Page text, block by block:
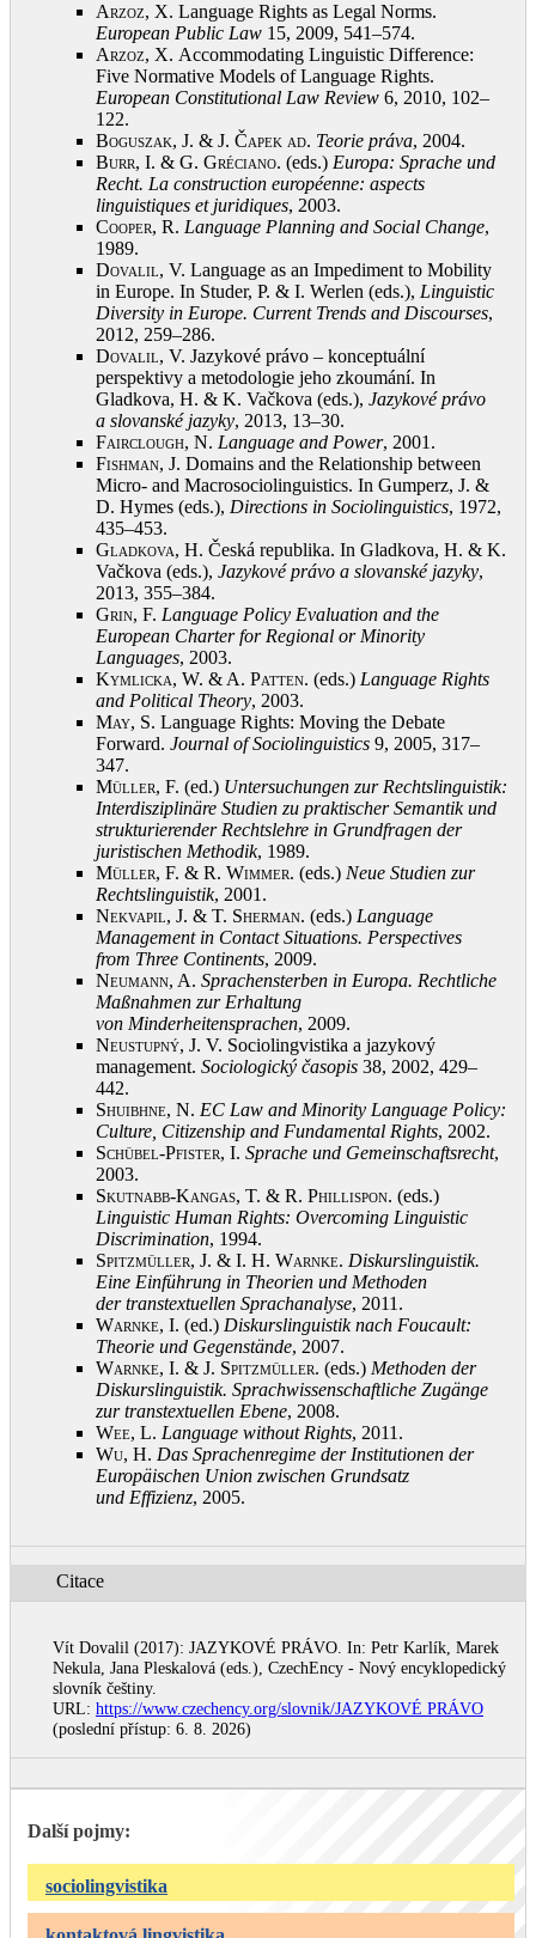
Arzoz, X. Language Rights as Legal Norms.
European Public Law 15, 2009, 541–574.
Arzoz, X. Accommodating Linguistic Difference:
Five Normative Models of Language Rights.
European Constitutional Law Review 6, 2010, 102–
122.
Boguszak, J. & J. Čapek ad. Teorie práva, 2004.
Burr, I. & G. Gréciano. (eds.) Europa: Sprache und
Recht. La construction européenne: aspects
linguistiques et juridiques, 2003.
Cooper, R. Language Planning and Social Change,
1989.
Dovalil, V. Language as an Impediment to Mobility
in Europe. In Studer, P. & I. Werlen (eds.), Linguistic
Diversity in Europe. Current Trends and Discourses,
2012, 259–286.
Dovalil, V. Jazykové právo – konceptuální
perspektivy a metodologie jeho zkoumání. In
Gladkova, H. & K. Vačkova (eds.), Jazykové právo
a slovanské jazyky, 2013, 13–30.
Fairclough, N. Language and Power, 2001 .
Fishman, J. Domains and the Relationship between
Micro- and Macrosociolinguistics. In Gumperz, J. &
D. Hymes (eds.), Directions in Sociolinguistics, 1972,
435–453.
Gladkova, H. Česká republika. In Gladkova, H. & K.
Vačkova (eds.), Jazykové právo a slovanské jazyky,
2013, 355–384.
Grin, F. Language Policy Evaluation and the
European Charter for Regional or Minority
Languages, 2003.
Kymlicka, W. & A. Patten. (eds.) Language Rights
and Political Theory, 2003.
May, S. Language Rights: Moving the Debate
Forward. Journal of Sociolinguistics 9, 2005, 317–
347.
Müller, F. (ed.) Untersuchungen zur Rechtslinguistik:
Interdisziplinäre Studien zu praktischer Semantik und
strukturierender Rechtslehre in Grundfragen der
juristischen Methodik, 1989.
Müller, F. & R. Wimmer. (eds.) Neue Studien zur
Rechtslinguistik, 2001 .
Nekvapil, J. & T. Sherman. (eds.) Language
Management in Contact Situations. Perspectives
from Three Continents, 2009.
Neumann, A. Sprachensterben in Europa. Rechtliche
Maßnahmen zur Erhaltung
von Minderheitensprachen, 2009.
Neustupný, J. V. Sociolingvistika a jazykový
management. Sociologický časopis 38, 2002, 429–
442.
Shuibhne, N. EC Law and Minority Language Policy:
Culture, Citizenship and Fundamental Rights, 2002.
Schübel-Pfister, I. Sprache und Gemeinschaftsrecht,
2003.
Skutnabb-Kangas, T. & R. Phillispon. (eds.)
Linguistic Human Rights: Overcoming Linguistic
Discrimination, 1994.
Spitzmüller, J. & I. H. Warnke. Diskurslinguistik.
Eine Einführung in Theorien und Methoden
der transtextuellen Sprachanalyse, 2011 .
Warnke, I. (ed.) Diskurslinguistik nach Foucault:
Theorie und Gegenstände, 2007.
Warnke, I. & J. Spitzmüller. (eds.) Methoden der
Diskurslinguistik. Sprachwissenschaftliche Zugänge
zur transtextuellen Ebene, 2008.
Wee, L. Language without Rights, 2011 .
Wu, H. Das Sprachenregime der Institutionen der
Europäischen Union zwischen Grundsatz
und Effizienz, 2005.
Citace
Vít Dovalil (2017): JAZYKOVÉ PRÁVO. In: Petr Karlík, Marek
Nekula, Jana Pleskalová (eds.), CzechEncy - Nový encyklopedický
slovník češtiny.
URL: https://www.czechency.org/slovnik/JAZYKOVÉ PRÁVO
(poslední přístup: 6. 8. 2026)
Další pojmy:
sociolingvistika